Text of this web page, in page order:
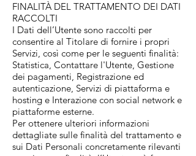
FINALITÀ DEL TRATTAMENTO DEI DATI
RACCOLTI
I Dati dell’Utente sono raccolti per
consentire al Titolare di fornire i propri
Servizi, così come per le seguenti finalità:
Statistica, Contattare l'Utente, Gestione
dei pagamenti, Registrazione ed
autenticazione, Servizi di piattaforma e
hosting e Interazione con social network e
piattaforme esterne.
Per ottenere ulteriori informazioni
dettagliate sulle finalità del trattamento e
sui Dati Personali concretamente rilevanti